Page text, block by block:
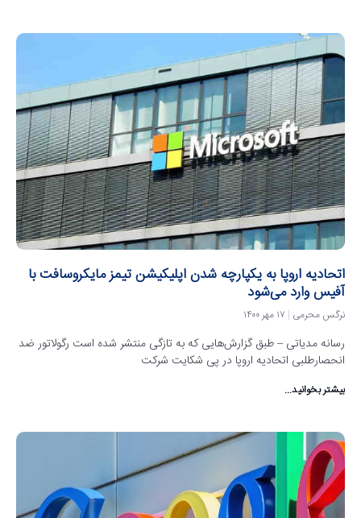
اتحادیه اروپا به یکپارچه شدن اپلیکیشن تیمز مایکروسافت با
آفیس وارد می‌شود
نرگس محرمی ۱۷ مهر ۱۴۰۰
رسانه مدیاتی – طبق گزارش‌هایی که به تازگی منتشر شده است رگولاتور ضد
انحصارطلبی اتحادیه اروپا در پی شکایت شرکت
بیشتر بخوانید...